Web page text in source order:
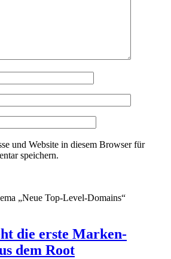
und Website in diesem Browser für
speichern.
„Neue Top-Level-Domains“
die erste Marken-
dem Root